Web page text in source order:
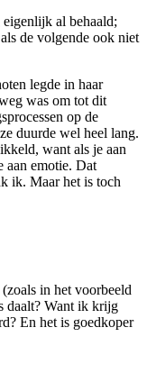
al behaald;
de volgende ook niet
legde in haar
was om tot dit
op de
duurde wel heel lang.
want als je aan
aan emotie. Dat
ik. Maar het is toch
in het voorbeeld
daalt? Want ik krijg
En het is goedkoper